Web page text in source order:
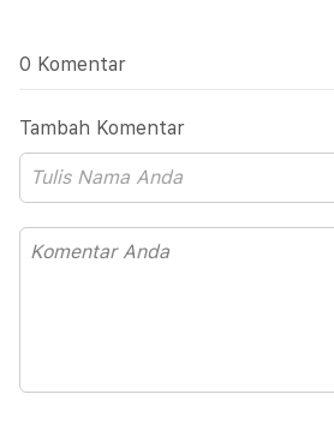
0 Komentar
Tambah Komentar